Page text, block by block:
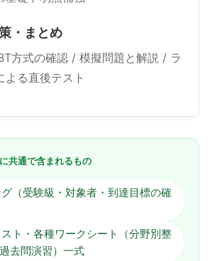
・まとめ
方式の確認 / 模擬問題と解説 / ラ
よる直後テスト
共通で含まれるもの
（受験級・対象者・到達目標の確
ト・各種ワークシート（分野別整
去問演習）一式